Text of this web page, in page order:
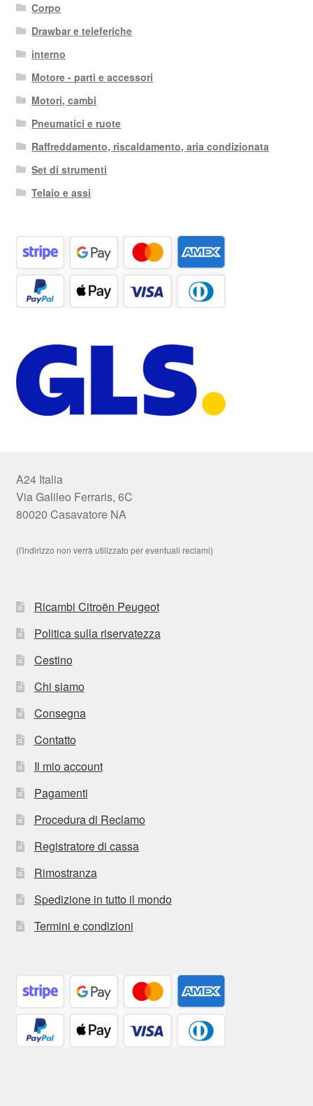
Corpo
Drawbar e teleferiche
interno
Motore - parti e accessori
Motori, cambi
Pneumatici e ruote
Raffreddamento, riscaldamento, aria condizionata
Set di strumenti
Telaio e assi
A24 Italia
Via Galileo Ferraris, 6C
80020 Casavatore NA
(l'indirizzo non verrà utilizzato per eventuali reclami)
Ricambi Citroën Peugeot
Politica sulla riservatezza
Cestino
Chi siamo
Consegna
Contatto
Il mio account
Pagamenti
Procedura di Reclamo
Registratore di cassa
Rimostranza
Spedizione in tutto il mondo
Termini e condizioni